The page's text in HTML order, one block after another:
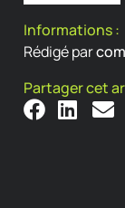
Informations :
Rédigé par
Partager cet